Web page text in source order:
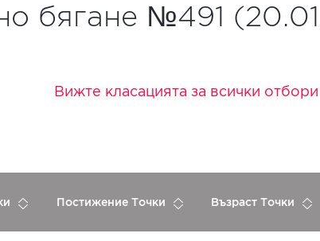
бягане №491
Вижте класацията за всички отбори
Постижение Точки Възраст Точки